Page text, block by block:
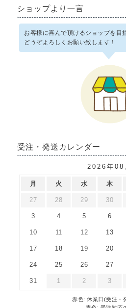
ショップより一言
お客様に喜んで頂けるショップを目
どうぞよろしくお願い致します！
受注・発送カレンダー
2026年08
月 火 水 木
27 28 29 30
3 4 5 6
10 11 12 13
17 18 19 20
24 25 26 27
31 1 2 3
赤色: 休業日(受注・